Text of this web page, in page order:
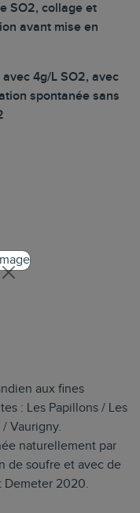
SO2, collage et
avant mise en
avec 4g/L SO2, avec
spontanée sans
aux fines
: Les Papillons / Les
Vaurigny.
naturellement par
de soufre et avec de
Demeter 2020.